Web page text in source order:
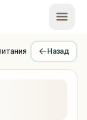
in Saint
Назад